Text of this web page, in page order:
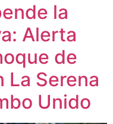
la
Alerta
de
La Serena
Unido